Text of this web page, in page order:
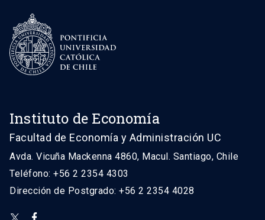
Instituto de Economía
Facultad de Economía y Administración UC
Avda. Vicuña Mackenna 4860, Macul. Santiago, Chile
Teléfono: +56 2 2354 4303
Dirección de Postgrado: +56 2 2354 4028